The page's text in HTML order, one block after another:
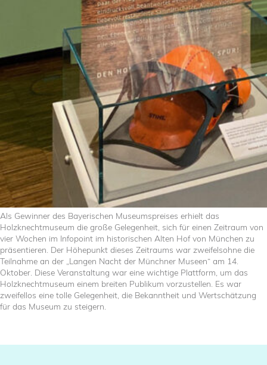
Als Gewinner des Bayerischen Museumspreises erhielt das
Holzknechtmuseum die große Gelegenheit, sich für einen Zeitraum von
vier Wochen im Infopoint im historischen Alten Hof von München zu
präsentieren. Der Höhepunkt dieses Zeitraums war zweifelsohne die
Teilnahme an der „Langen Nacht der Münchner Museen“ am 14.
Oktober. Diese Veranstaltung war eine wichtige Plattform, um das
Holzknechtmuseum einem breiten Publikum vorzustellen. Es war
zweifellos eine tolle Gelegenheit, die Bekanntheit und Wertschätzung
für das Museum zu steigern.